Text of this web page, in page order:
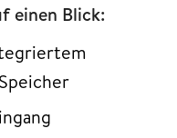
einen Blick: